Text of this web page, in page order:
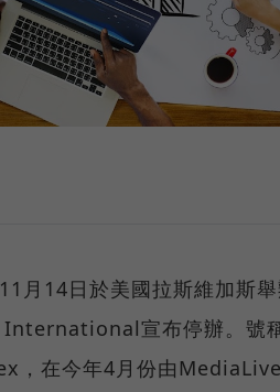
月14日於美國拉斯維加斯
宣布停辦。號
，在今年4月份由